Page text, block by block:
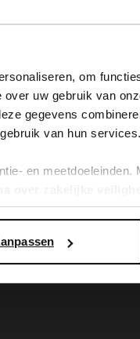
om
uw gebruik van
gegevens
van hun services.
en meetdoeleinden.
in English?
isn't Dutch. Would
No, stay in